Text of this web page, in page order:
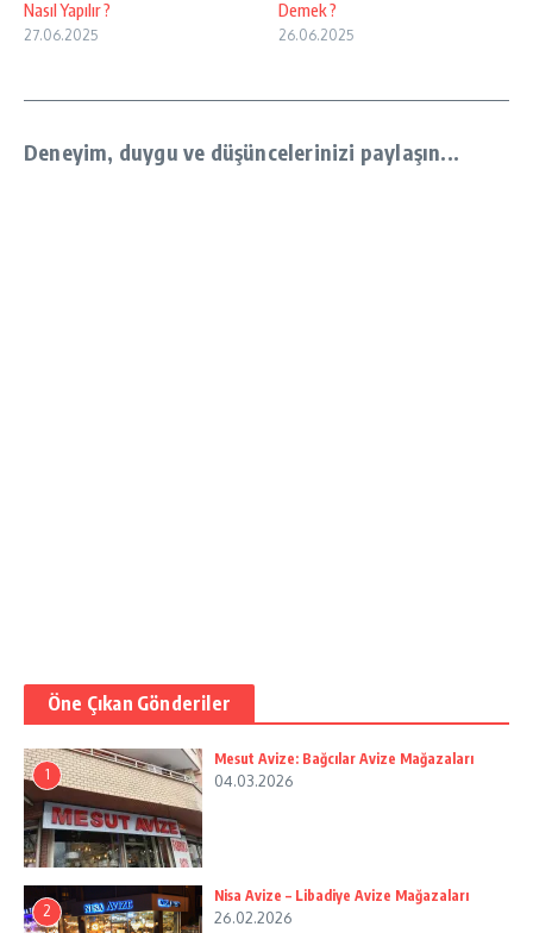
Nasıl Yapılır ?
27.06.2025
Demek ?
26.06.2025
Deneyim, duygu ve düşüncelerinizi paylaşın...
Öne Çıkan Gönderiler
1
Mesut Avize: Bağcılar Avize Mağazaları
04.03.2026
2
Nisa Avize – Libadiye Avize Mağazaları
26.02.2026